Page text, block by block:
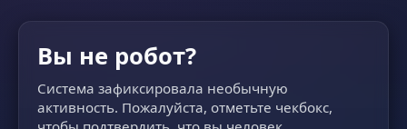
Вы не робот?
Система зафиксировала необычную
активность. Пожалуйста, отметьте чекбокс,